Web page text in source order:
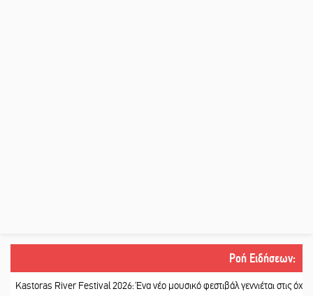
Ροή Ειδήσεων:
River Festival 2026: Ένα νέο μουσικό φεστιβάλ γεννιέται στις όχθες του